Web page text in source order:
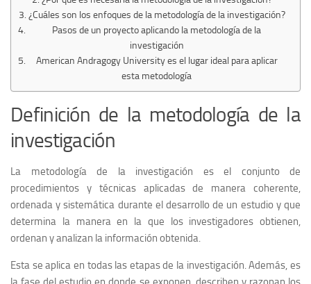
¿Cuáles son los enfoques de la metodología de la investigación?
Pasos de un proyecto aplicando la metodología de la
investigación
American Andragogy University es el lugar ideal para aplicar
esta metodología
Definición de la metodología de la
investigación
La metodología de la investigación es el conjunto de
procedimientos y técnicas aplicadas de manera coherente,
ordenada y sistemática durante el desarrollo de un estudio y que
determina la manera en la que los investigadores obtienen,
ordenan y analizan la información obtenida.
Esta se aplica en todas las etapas de la investigación. Además, es